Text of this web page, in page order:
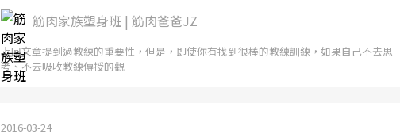
筋肉家族塑身班 | 筋肉爸爸JZ
上回文章提到過教練的重要性，但是，即使你有找到很棒的教練訓練，如果自己不去思
考、不去吸收教練傳授的觀
2016-03-24